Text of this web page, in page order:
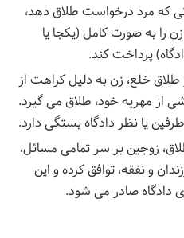
که مرد درخواست طلاق دهد،
به صورت کامل (یکجا یا
پرداخت کند.
طلاق خلع، زن به دلیل کراهت از
از مهریه خود، طلاق می گیرد.
یا نظر دادگاه بستگی دارد.
زوجین بر سر تمامی مسائل،
و نفقه، توافق کرده و این
دادگاه صادر می شود.